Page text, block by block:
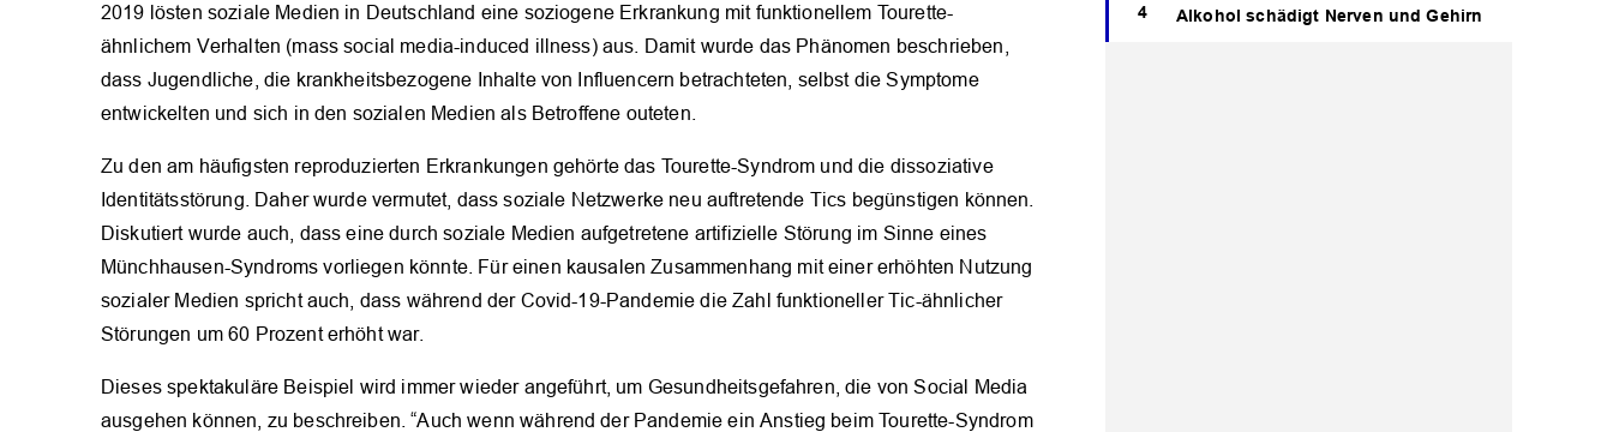
Alkohol schädigt Nerven und Gehirn
2019 lösten soziale Medien in Deutschland eine soziogene Erkrankung mit funktionellem Tourette-
ähnlichem Verhalten (mass social media-induced illness) aus. Damit wurde das Phänomen beschrieben,
dass Jugendliche, die krankheitsbezogene Inhalte von Influencern betrachteten, selbst die Symptome
entwickelten und sich in den sozialen Medien als Betroffene outeten.
Zu den am häufigsten reproduzierten Erkrankungen gehörte das Tourette-Syndrom und die dissoziative
Identitätsstörung. Daher wurde vermutet, dass soziale Netzwerke neu auftretende Tics begünstigen können.
Diskutiert wurde auch, dass eine durch soziale Medien aufgetretene artifizielle Störung im Sinne eines
Münchhausen-Syndroms vorliegen könnte. Für einen kausalen Zusammenhang mit einer erhöhten Nutzung
sozialer Medien spricht auch, dass während der Covid-19-Pandemie die Zahl funktioneller Tic-ähnlicher
Störungen um 60 Prozent erhöht war.
Dieses spektakuläre Beispiel wird immer wieder angeführt, um Gesundheitsgefahren, die von Social Media
ausgehen können, zu beschreiben. “Auch wenn während der Pandemie ein Anstieg beim Tourette-Syndrom